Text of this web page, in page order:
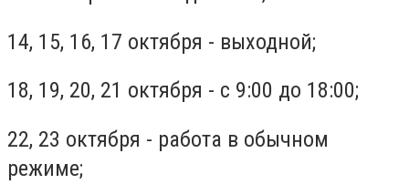
14, 15, 16, 17 октября - выходной;
18, 19, 20, 21 октября - с 9:00 до 18:00;
22, 23 октября - работа в обычном
режиме;